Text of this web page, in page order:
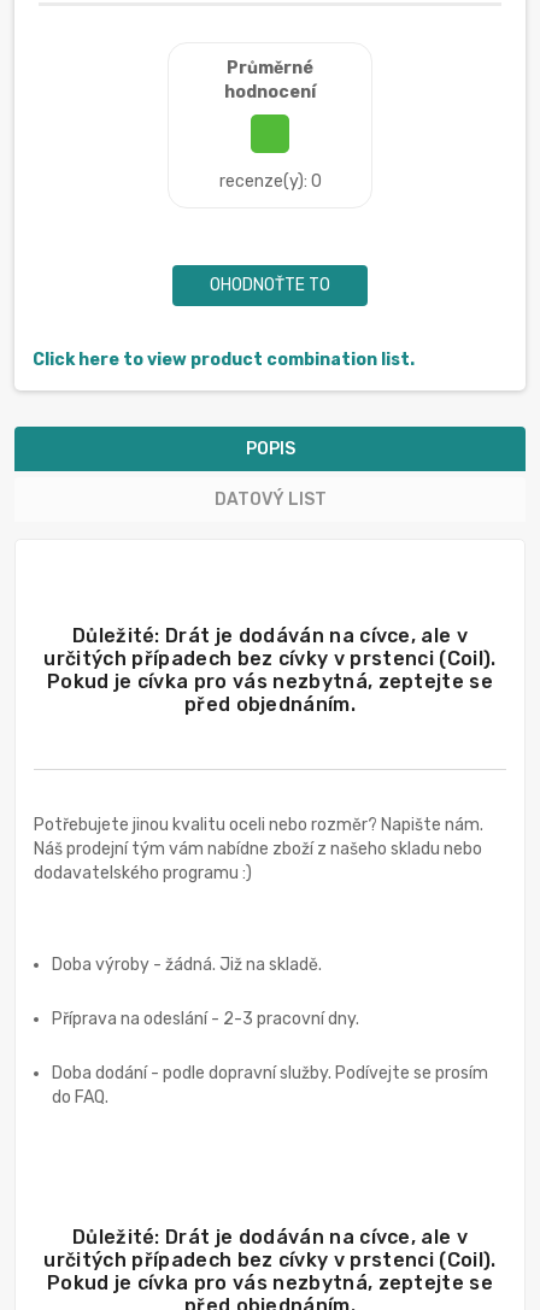
Průměrné
hodnocení
recenze(y): 0
OHODNOŤTE TO
Click here to view product combination list.
POPIS
DATOVÝ LIST
Důležité: Drát je dodáván na cívce, ale v
určitých případech bez cívky v prstenci (Coil).
Pokud je cívka pro vás nezbytná, zeptejte se
před objednáním.
Potřebujete jinou kvalitu oceli nebo rozměr? Napište nám.
Náš prodejní tým vám nabídne zboží z našeho skladu nebo
dodavatelského programu :)
Doba výroby - žádná. Již na skladě.
Příprava na odeslání - 2-3 pracovní dny.
Doba dodání - podle dopravní služby. Podívejte se prosím
do FAQ.
Důležité: Drát je dodáván na cívce, ale v
určitých případech bez cívky v prstenci (Coil).
Pokud je cívka pro vás nezbytná, zeptejte se